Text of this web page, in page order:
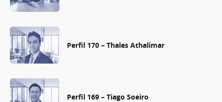
Perfil 170 – Thales Athalimar
Perfil 169 – Tiago Soeiro